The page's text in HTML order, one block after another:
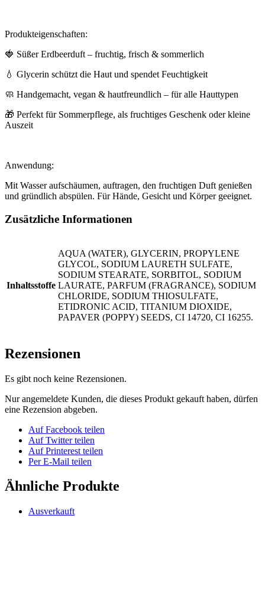
Produkteigenschaften:
🍓 Süßer Erdbeerduft – fruchtig, frisch & sommerlich
💧 Glycerin schützt die Haut und spendet Feuchtigkeit
🧼 Handgemacht, vegan & hautfreundlich – für alle Hauttypen
🎁 Perfekt für Sommerpflege, als fruchtiges Geschenk oder kleine
Auszeit
Anwendung:
Mit Wasser aufschäumen, auftragen, den fruchtigen Duft genießen
und gründlich abspülen. Für Hände, Gesicht und Körper geeignet.
Zusätzliche Informationen
Inhaltsstoffe
AQUA (WATER), GLYCERIN, PROPYLENE
GLYCOL, SODIUM LAURETH SULFATE,
SODIUM STEARATE, SORBITOL, SODIUM
LAURATE, PARFUM (FRAGRANCE), SODIUM
CHLORIDE, SODIUM THIOSULFATE,
ETIDRONIC ACID, TITANIUM DIOXIDE,
PAPAVER (POPPY) SEEDS, CI 14720, CI 16255.
Rezensionen
Es gibt noch keine Rezensionen.
Nur angemeldete Kunden, die dieses Produkt gekauft haben, dürfen
eine Rezension abgeben.
Auf Facebook teilen
Auf Twitter teilen
Auf Printerest teilen
Per E-Mail teilen
Ähnliche Produkte
Ausverkauft